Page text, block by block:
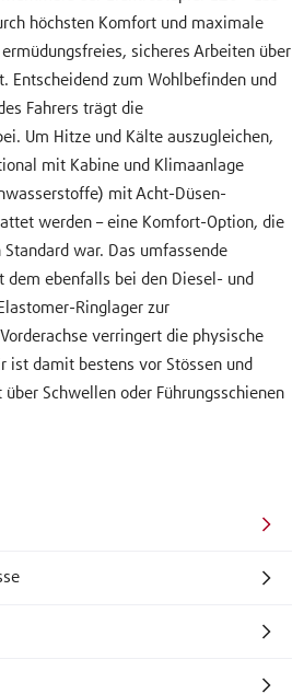
höchsten Komfort und maximale
sicheres Arbeiten über
Entscheidend zum Wohlbefinden und
Fahrers trägt die
Um Hitze und Kälte auszugleichen,
mit Kabine und Klimaanlage
mit Acht-Düsen-
werden – eine Komfort-Option, die
war. Das umfassende
dem ebenfalls bei den Diesel- und
Ringlager zur
verringert die physische
ist damit bestens vor Stössen und
Schwellen oder Führungsschienen